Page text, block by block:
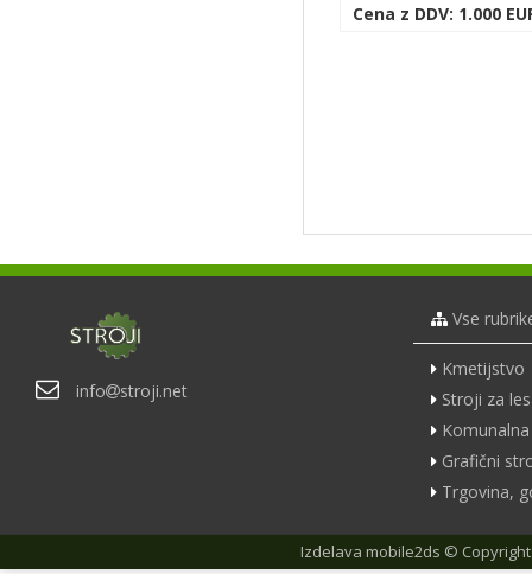
Cena z DDV: 1.000
info stroji.net
Vse
Kmetijstvo
Stroji za les
Grafični
Trgovina,
Izdelava mobile2ds ©